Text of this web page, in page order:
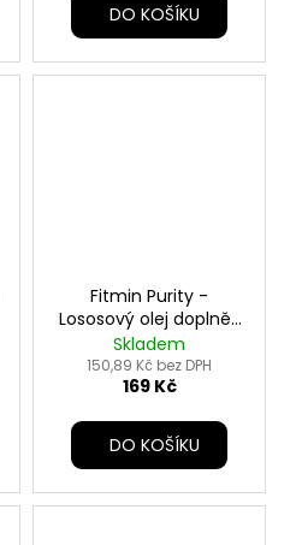
DO KOŠÍKU
Fitmin Purity -
Lososový olej doplněk
- 300 ml
Skladem
150,89 Kč bez DPH
169 Kč
DO KOŠÍKU